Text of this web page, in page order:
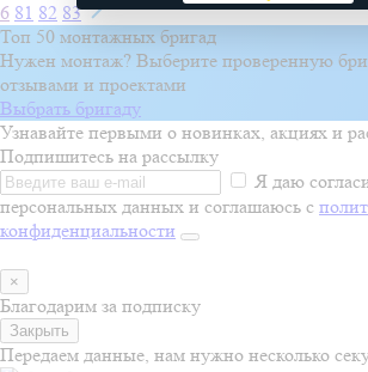
6 81 82 83
Топ 50 монтажных бригад
Нужен монтаж? Выберите проверенную
отзывами и проектами
Выбрать бригаду
Узнавайте первыми о новинках, акциях и
Подпишитесь на рассылку
Я даю
персональных данных и соглашаюсь с
конфиденциальности
×
Благодарим за подписку
Закрыть
Передаем данные, нам нужно несколько